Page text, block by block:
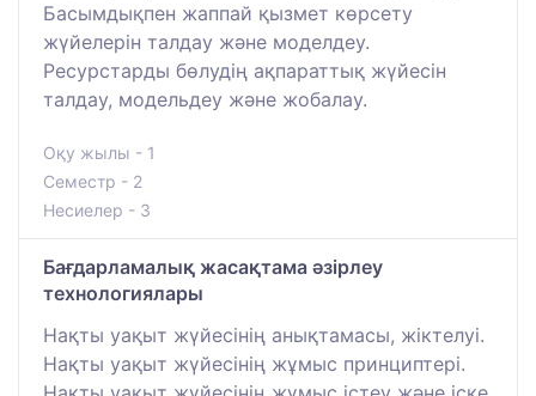
Басымдықпен жаппай қызмет көрсету
жүйелерін талдау және моделдеу.
Ресурстарды бөлудің ақпараттық жүйесін
талдау, модельдеу және жобалау.
Оқу жылы - 1
Семестр - 2
Несиелер - 3
Бағдарламалық жасақтама әзірлеу
технологиялары
Нақты уақыт жүйесінің анықтамасы, жіктелуі.
Нақты уақыт жүйесінің жұмыс принциптері.